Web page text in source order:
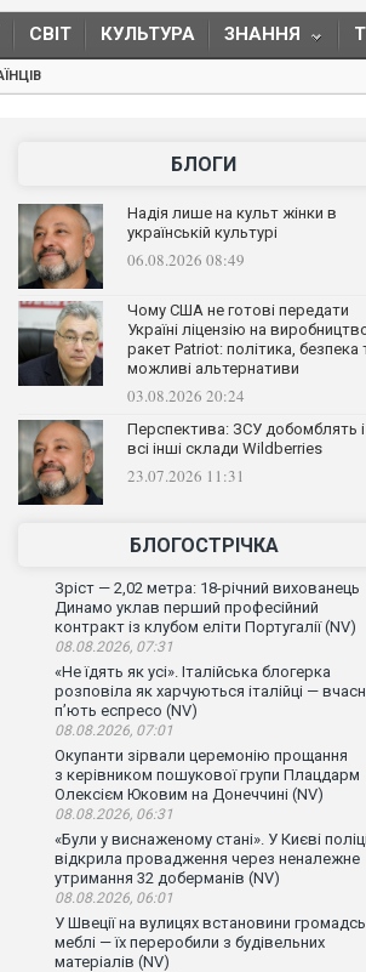
СВІТ КУЛЬТУРА ЗНАННЯ
БЛОГИ
Надія лише на культ жінки в
українській культурі
06.08.2026 08:49
Чому США не готові передати
Україні ліцензію на
ракет Patriot: політика, безпека
можливі альтернативи
03.08.2026 20:24
Перспектива: ЗСУ добомблять і
всі інші склади Wildberries
23.07.2026 11:31
БЛОГОСТРІЧКА
Зріст — 2,02 метра: 18-річний вихованець
Динамо уклав перший професійний
контракт із клубом еліти Португалії (NV)
08.08.2026, 07:31
«Не їдять як усі». Італійська блогерка
розповіла як харчуються італійці —
п’ють еспресо (NV)
08.08.2026, 07:01
Окупанти зірвали церемонію прощання
з керівником пошукової групи Плацдарм
Олексієм Юковим на Донеччині (NV)
08.08.2026, 06:31
«Були у виснаженому стані». У Києві
відкрила провадження через неналежне
утримання 32 доберманів (NV)
08.08.2026, 06:01
У Швеції на вулицях встановини
меблі — їх переробили з будівельних
матеріалів (NV)